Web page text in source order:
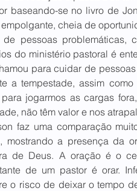
baseando-se no livro de
cheia de
de pessoas problemáticas,
do ministério pastoral é
para cuidar de
a tempestade, assim
jogarmos as cargas
não têm valor e nos
faz uma comparação
mostrando a presença da
de Deus. A oração é o
de um pastor é orar.
o risco de deixar o tempo